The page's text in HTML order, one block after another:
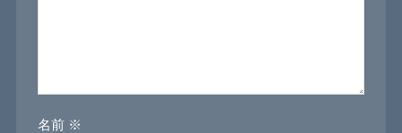
名前 ※